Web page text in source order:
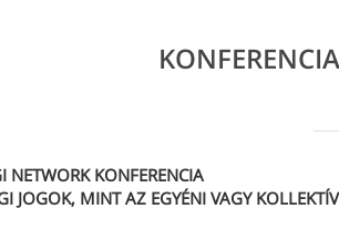
NETWORK KONFERENCIA
JOGOK, MINT AZ EGYÉNI VAGY KOLLEKTÍV